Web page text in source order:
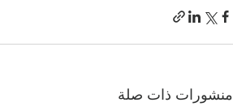
منشورات ذات صلة